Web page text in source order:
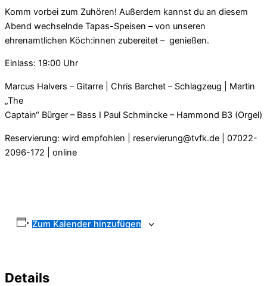
Komm vorbei zum Zuhören! Außerdem kannst du an diesem
Abend wechselnde Tapas-Speisen – von unseren
ehrenamtlichen Köch:innen zubereitet – genießen.
Einlass: 19:00 Uhr
Marcus Halvers – Gitarre | Chris Barchet – Schlagzeug | Martin
„The
Captain“ Bürger – Bass I Paul Schmincke – Hammond B3 (Orgel)
Reservierung: wird empfohlen | reservierung@tvfk.de | 07022-
2096-172 | online
Zum Kalender hinzufügen
Details